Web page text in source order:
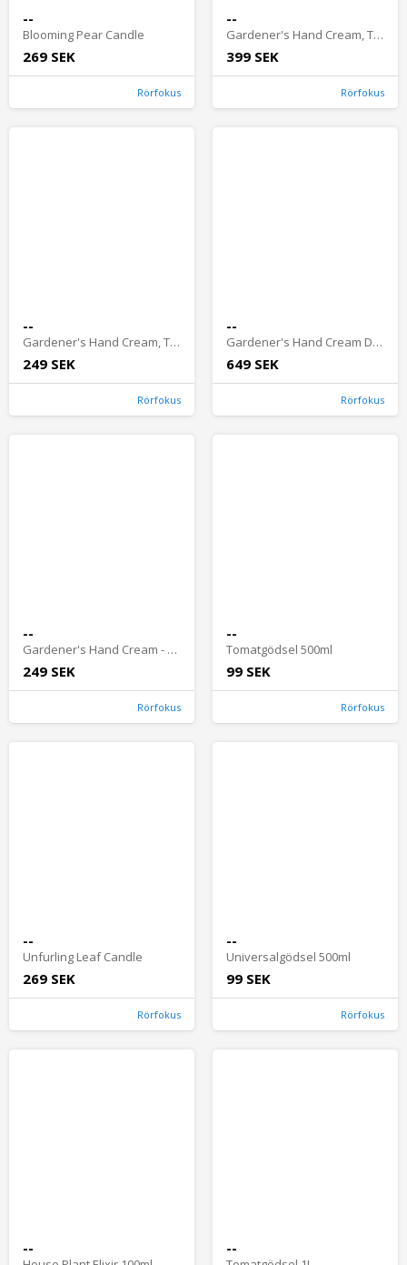
--
Blooming Pear Candle
269 SEK
Rörfokus
--
Gardener's Hand Cream, The Pear Orchard, 75ml
399 SEK
Rörfokus
--
Gardener's Hand Cream, The Apple Orchard, 20ml
249 SEK
Rörfokus
--
Gardener's Hand Cream Discovery Set 4pk
649 SEK
Rörfokus
--
Gardener's Hand Cream - The Pear Orchard, 20ml
249 SEK
Rörfokus
--
Tomatgödsel 500ml
99 SEK
Rörfokus
--
Unfurling Leaf Candle
269 SEK
Rörfokus
--
Universalgödsel 500ml
99 SEK
Rörfokus
-- --